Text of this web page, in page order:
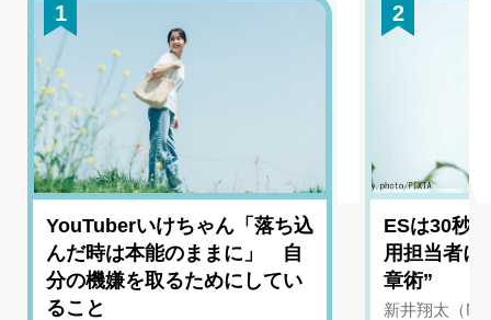
1
YouTuberいけちゃん「落ち込
んだ時は本能のままに」 自
分の機嫌を取るためにしてい
ること
2
ESは30秒
用担当者に
章術”
新井翔太（